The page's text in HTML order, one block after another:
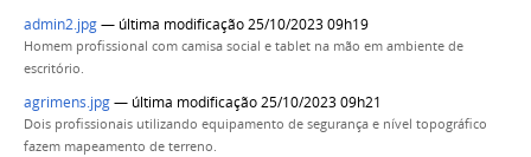
admin2.jpg— última modificação 25/10/2023 09h19
Homem profissional com camisa social e tablet na mão em ambiente de
escritório.
agrimens.jpg— última modificação 25/10/2023 09h21
Dois profissionais utilizando equipamento de segurança e nível topográfico
fazem mapeamento de terreno.